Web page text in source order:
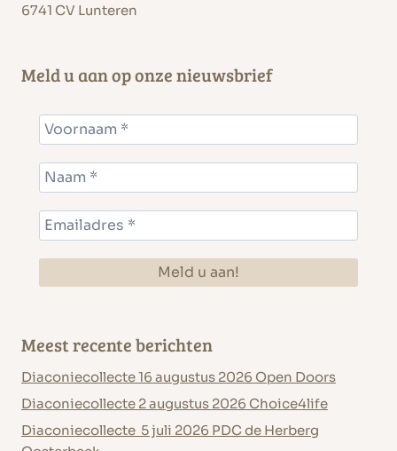
6741 CV Lunteren
Meld u aan op onze nieuwsbrief
Meest recente berichten
Diaconiecollecte 16 augustus 2026 Open Doors
Diaconiecollecte 2 augustus 2026 Choice4life
Diaconiecollecte 5 juli 2026 PDC de Herberg